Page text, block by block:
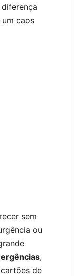
caos
sem
ou
,
de